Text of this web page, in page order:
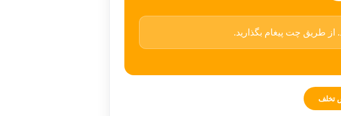
طریق چت پیغام بگذارید.
تخلف